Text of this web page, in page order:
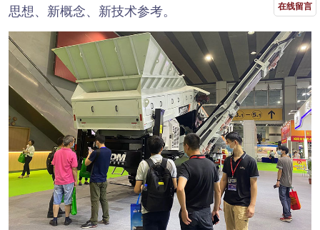
思想、新概念、新技术参考。
在线留言